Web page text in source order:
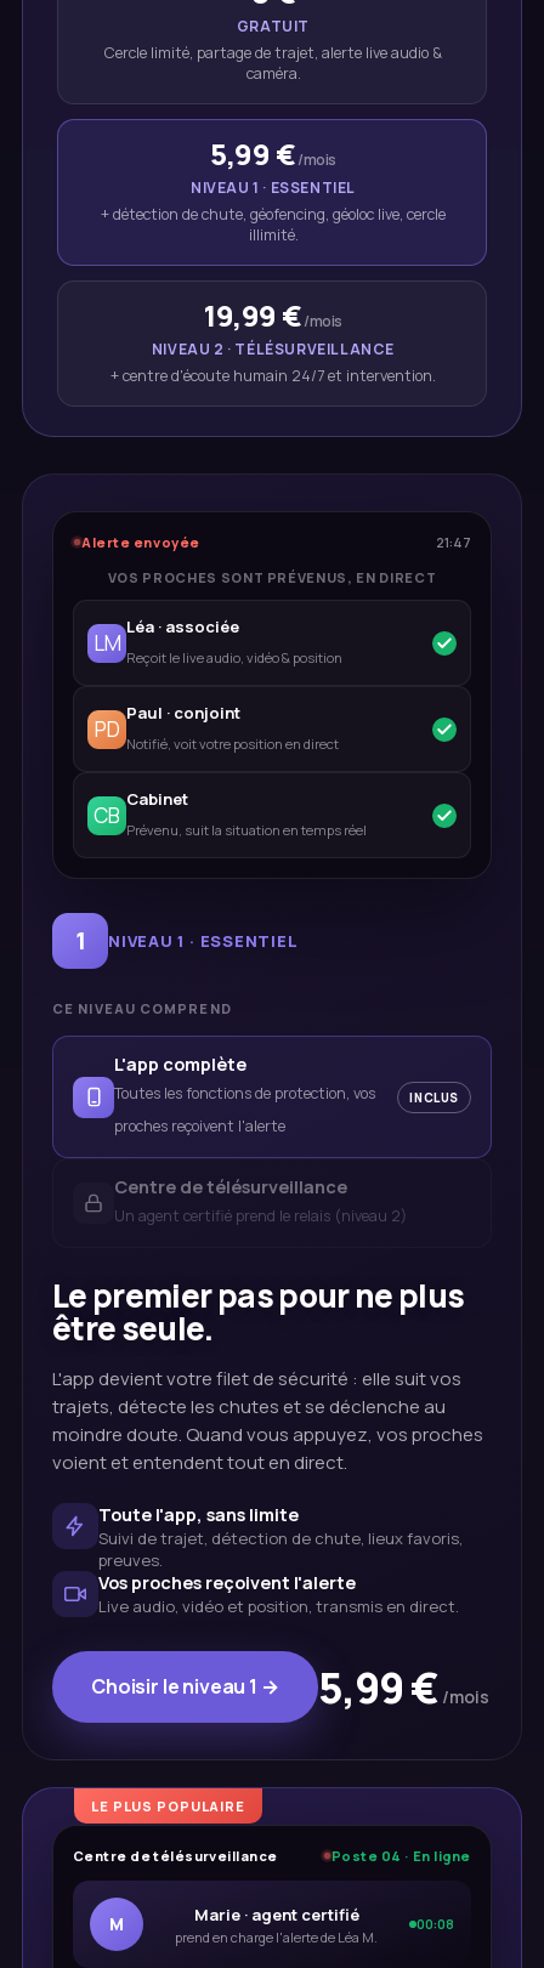
GRATUIT
Cercle limité, partage de trajet, alerte live audio &
caméra.
5,99 €/mois
NIVEAU 1 · ESSENTIEL
+ détection de chute, géofencing, géoloc live, cercle
illimité.
19,99 €/mois
NIVEAU 2 · TÉLÉSURVEILLANCE
+ centre d'écoute humain 24/7 et intervention.
1 NIVEAU 1 · ESSENTIEL
CE NIVEAU COMPREND
L'app complète
Toutes les fonctions de protection, vos
proches reçoivent l'alerte
INCLUS
Centre de télésurveillance
Un agent certifié prend le relais (niveau 2)
Le premier pas pour ne plus
être seule.
L'app devient votre filet de sécurité : elle suit vos
trajets, détecte les chutes et se déclenche au
moindre doute. Quand vous appuyez, vos proches
voient et entendent tout en direct.
Toute l'app, sans limite
Suivi de trajet, détection de chute, lieux favoris,
preuves.
Vos proches reçoivent l'alerte
Live audio, vidéo et position, transmis en direct.
Choisir le niveau 1 → 5,99 € /mois
Alerte envoyée
21:47
VOS PROCHES SONT PRÉVENUS, EN DIRECT
LM
Léa · associée
Reçoit le live audio, vidéo & position
PD
Paul · conjoint
Notifié, voit votre position en direct
CB
Cabinet
Prévenu, suit la situation en temps réel
LE PLUS POPULAIRE
Centre de télésurveillance Poste 04 · En ligne
M Marie · agent certifié
prend en charge l'alerte de Léa M.
00:08